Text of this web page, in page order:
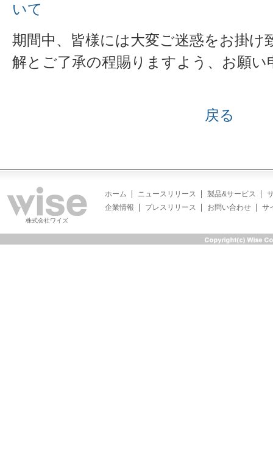
いて
期間中、皆様には大変ご迷惑をお掛け
解とご了承の程賜りますよう、お願い
戻る
株式会社ワイズ
ホーム ニュースリリース 製品&サービス
企業情報
プレスリリース お問い合わせ サ